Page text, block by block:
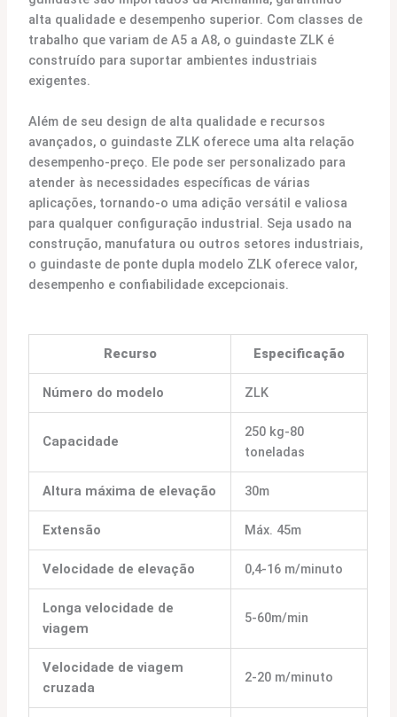
alta qualidade e desempenho superior. Com classes de
trabalho que variam de A5 a A8, o guindaste ZLK é
construído para suportar ambientes industriais
exigentes.
Além de seu design de alta qualidade e recursos
avançados, o guindaste ZLK oferece uma alta relação
desempenho-preço. Ele pode ser personalizado para
atender às necessidades específicas de várias
aplicações, tornando-o uma adição versátil e valiosa
para qualquer configuração industrial. Seja usado na
construção, manufatura ou outros setores industriais,
o guindaste de ponte dupla modelo ZLK oferece valor,
desempenho e confiabilidade excepcionais.
Recurso Especificação
Número do modelo ZLK
Capacidade
250 kg-80
toneladas
Altura máxima de elevação 30m
Extensão Máx. 45m
Velocidade de elevação 0,4-16 m/minuto
Longa velocidade de
viagem
5-60m/min
Velocidade de viagem
cruzada
2-20 m/minuto